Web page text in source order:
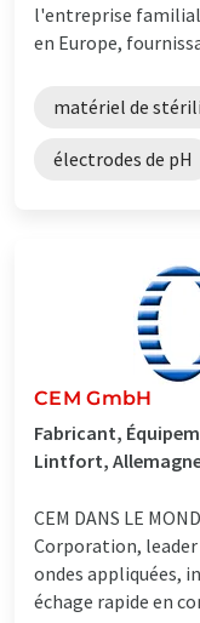
l'entreprise
en Europe,
matériel de
électrodes de pH
CEM GmbH
Fabricant,
Lintfort,
CEM DANS LE
Corporation,
ondes appliquées,
échage rapide en